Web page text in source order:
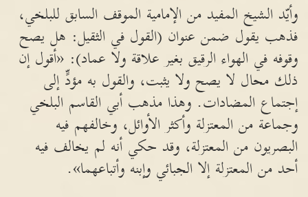
وأيّد الشيخ المفيد من الإمامية الموقف السابق للبلخي،
فذهب يقول ضمن عنوان (القول في الثقيل: هل يصح
وقوفه في الهواء الرقيق بغير علاقة ولا عماد): «أقول إن
ذلك محال لا يصح ولا يثبت، والقول به مؤدٍّ إلى
إجتماع المضادات. وهذا مذهب أبي القاسم البلخي
وجماعة من المعتزلة وأكثر الأوائل، وخالفهم فيه
البصريون من المعتزلة، وقد حكي أنه لم يخالف فيه
أحد من المعتزلة إلا الجبائي وإبنه وأتباعهما».